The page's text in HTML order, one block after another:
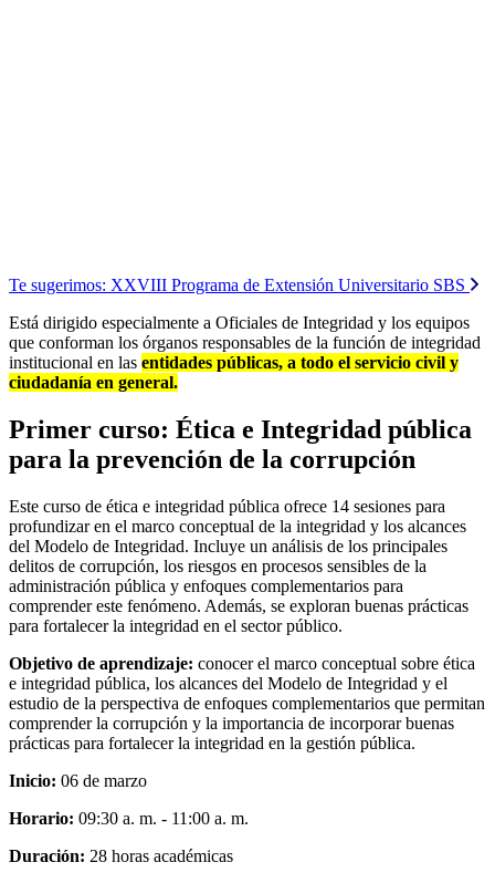
Te sugerimos: XXVIII Programa de Extensión Universitario SBS
Está dirigido especialmente a Oficiales de Integridad y los equipos
que conforman los órganos responsables de la función de integridad
institucional en las entidades públicas, a todo el servicio civil y
ciudadanía en general.
Primer curso: Ética e Integridad pública
para la prevención de la corrupción
Este curso de ética e integridad pública ofrece 14 sesiones para
profundizar en el marco conceptual de la integridad y los alcances
del Modelo de Integridad. Incluye un análisis de los principales
delitos de corrupción, los riesgos en procesos sensibles de la
administración pública y enfoques complementarios para
comprender este fenómeno. Además, se exploran buenas prácticas
para fortalecer la integridad en el sector público.
Objetivo de aprendizaje: conocer el marco conceptual sobre ética
e integridad pública, los alcances del Modelo de Integridad y el
estudio de la perspectiva de enfoques complementarios que permitan
comprender la corrupción y la importancia de incorporar buenas
prácticas para fortalecer la integridad en la gestión pública.
Inicio: 06 de marzo
Horario: 09:30 a. m. - 11:00 a. m.
Duración: 28 horas académicas